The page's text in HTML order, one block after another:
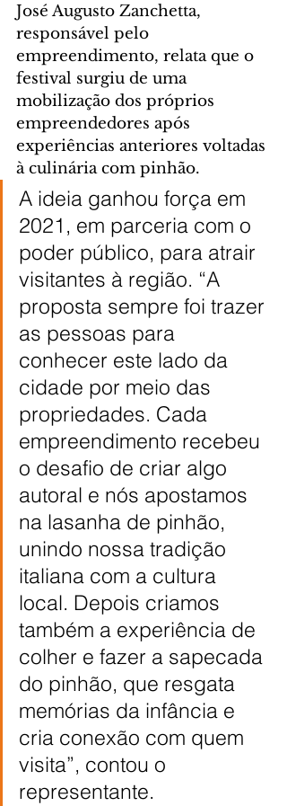
José Augusto Zanchetta,
responsável pelo
empreendimento, relata que o
festival surgiu de uma
mobilização dos próprios
empreendedores após
experiências anteriores voltadas
à culinária com pinhão.
A ideia ganhou força em
2021, em parceria com o
poder público, para atrair
visitantes à região. “A
proposta sempre foi trazer
as pessoas para
conhecer este lado da
cidade por meio das
propriedades. Cada
empreendimento recebeu
o desafio de criar algo
autoral e nós apostamos
na lasanha de pinhão,
unindo nossa tradição
italiana com a cultura
local. Depois criamos
também a experiência de
colher e fazer a sapecada
do pinhão, que resgata
memórias da infância e
cria conexão com quem
visita”, contou o
representante.